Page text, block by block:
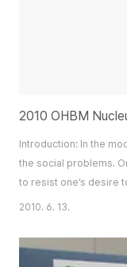
Introduction: In the
the social problems.
to resist one’s desire
negative outputs
the correlation over
involving the nucleus
2010. 6. 13.